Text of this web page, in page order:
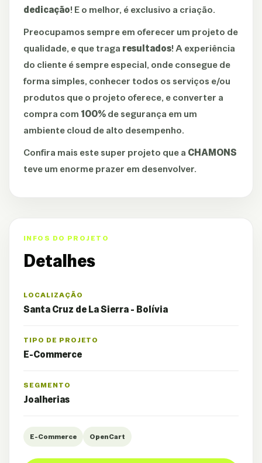
dedicação! E o melhor, é exclusivo a criação.
Preocupamos sempre em oferecer um projeto de
qualidade, e que traga resultados! A experiência
do cliente é sempre especial, onde consegue de
forma simples, conhecer todos os serviços e/ou
produtos que o projeto oferece, e converter a
compra com 100%de segurança em um
ambiente cloud de alto desempenho.
Confira mais este super projeto que a CHAMONS
teve um enorme prazer em desenvolver.
INFOS DO PROJETO
Detalhes
LOCALIZAÇÃO
Santa Cruz de La Sierra - Bolívia
TIPO DE PROJETO
E-Commerce
SEGMENTO
Joalherias
E-Commerce OpenCart